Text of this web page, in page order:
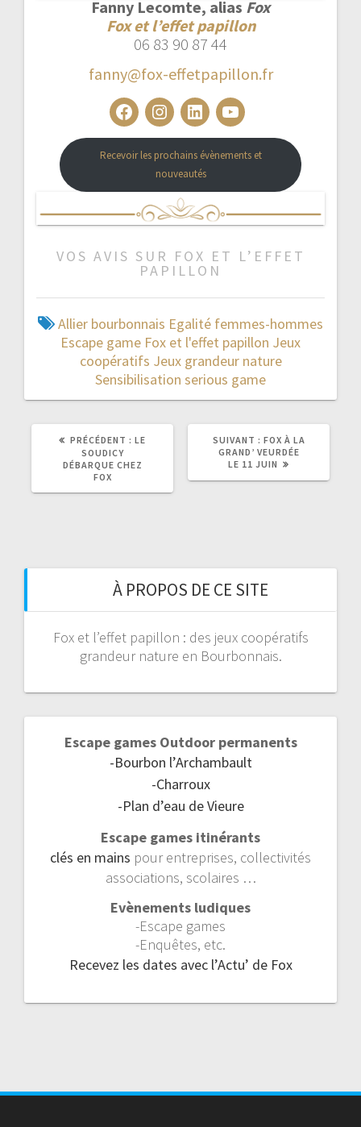
Fanny Lecomte, alias Fox
Fox et l’effet papillon
06 83 90 87 44
fanny@fox-effetpapillon.fr
Facebook Instagram LinkedIn YouTube
Recevoir les prochains évènements et
nouveautés
VOS AVIS SUR FOX ET L’EFFET
PAPILLON
Allier bourbonnais Egalité femmes-hommes
Escape game Fox et l'effet papillon Jeux
coopératifs Jeux grandeur nature
Sensibilisation serious game
PRÉCÉDENT : ARTICLE
:
LE
SOUDICY
DÉBARQUE CHEZ
FOX
SUIVANT : ARTICLE
SUIVANT
:
FOX À LA
GRAND’ VEURDÉE
LE 11 JUIN
À PROPOS DE CE SITE
Fox et l’effet papillon : des jeux coopératifs
grandeur nature en Bourbonnais.
Escape games Outdoor permanents
-Bourbon l’Archambault
-Charroux
-Plan d’eau de Vieure
Escape games itinérants
clés en mains pour entreprises, collectivités
associations, scolaires …
Evènements ludiques
-Escape games
-Enquêtes, etc.
Recevez les dates avec l’Actu’ de Fox